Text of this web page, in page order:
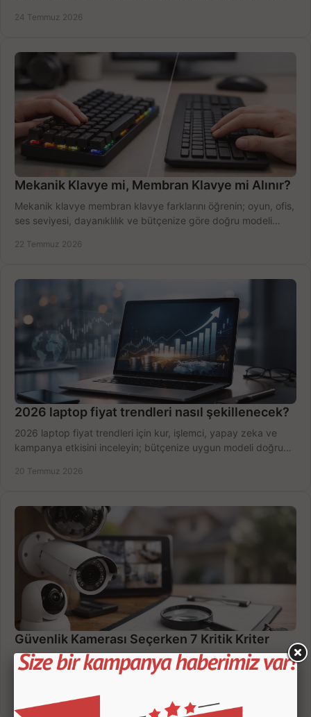
24 Temmuz 2026
Mekanik Klavye mi, Membran Klavye mi Alınır?
Mekanik klavye membran klavye farklarını öğrenin; oyun, ofis,
ses seviyesi, dayanıklılık ve bütçenize göre doğru modeli
22 Temmuz 2026
2026 laptop fiyat trendleri nasıl şekillenecek?
2026 laptop fiyat trendleri için kur, işlemci, yapay zeka ve
kampanya etkisini inceleyin; bütçenize uygun modeli doğru
20 Temmuz 2026
Güvenlik Kamerası Seçerken 7 Kritik Kriter
Güvenlik kamerası seçerken çözünürlük, gece görüşü, kayıt
süresi ve bağlantı tipini karşılaştırın; eviniz veya iş yeriniz için
18 Temmuz 2026